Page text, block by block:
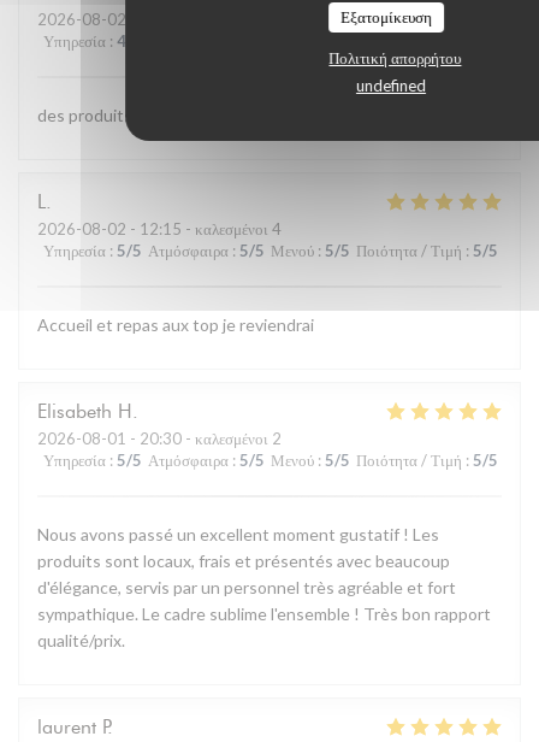
Εξατομίκευση
Πολιτική απορρήτου
undefined
2026-08-02
Υπηρεσία : 4
des produits de qualite et bien cuisinés;;personnel aimable
L
2026-08-02 - 12:15 - καλεσμένοι 4
Υπηρεσία : 5/5 Ατμόσφαιρα : 5/5 Μενού : 5/5 Ποιότητα / Τιμή : 5/5
Accueil et repas aux top je reviendrai
Elisabeth H
2026-08-01 - 20:30 - καλεσμένοι 2
Υπηρεσία : 5/5 Ατμόσφαιρα : 5/5 Μενού : 5/5 Ποιότητα / Τιμή : 5/5
Nous avons passé un excellent moment gustatif ! Les
produits sont locaux, frais et présentés avec beaucoup
d'élégance, servis par un personnel très agréable et fort
sympathique. Le cadre sublime l'ensemble ! Très bon rapport
qualité/prix.
laurent P